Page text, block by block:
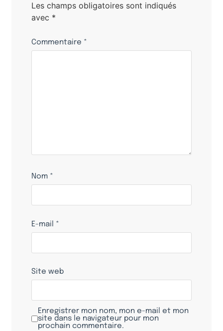
Les champs obligatoires sont indiqués
avec *
Commentaire *
Nom *
E-mail *
Site web
Enregistrer mon nom, mon e-mail et mon
site dans le navigateur pour mon
prochain commentaire.